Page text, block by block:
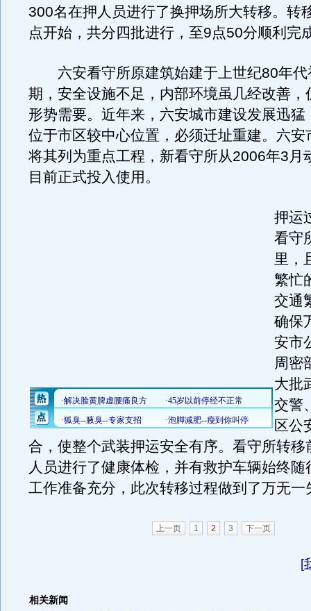
300名在押人员进行了换押场所大转移。转
点开始，共分四批进行，至9点50分顺利完
六安看守所原建筑始建于上世纪80年代
期，安全设施不足，内部环境虽几经改善，
形势需要。近年来，六安城市建设发展迅猛
位于市区较中心位置，必须迁址重建。六安
将其列为重点工程，新看守所从2006年3月
目前正式投入使用。
押运
看守
里，
繁忙
交通
确保
安市
周密
大批
交警
区公
合，使整个武装押运安全有序。看守所转移
人员进行了健康体检，并有救护车辆始终随
工作准备充分，此次转移过程做到了万无一
上一页 1 2 3 下一页
[
相关新闻